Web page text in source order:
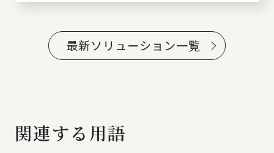
最新ソリューション一覧
関連する用語